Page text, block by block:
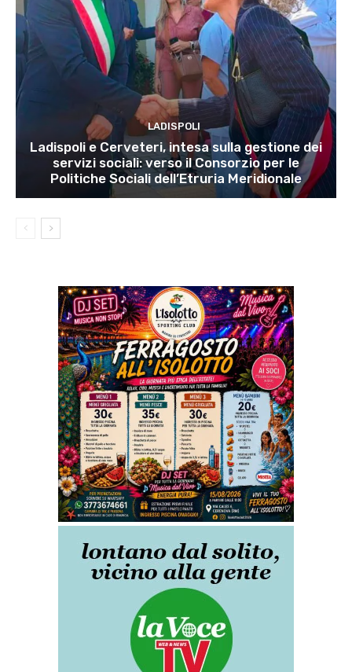
LADISPOLI
Ladispoli e Cerveteri, intesa sulla gestione dei
servizi sociali: verso il Consorzio per le
Politiche Sociali dell’Etruria Meridionale